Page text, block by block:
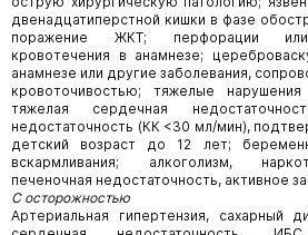
двенадцатиперстной кишки в фазе
поражение ЖКТ; перфорации или
кровотечения в анамнезе;
анамнезе или другие заболевания,
кровоточивостью; тяжелые
тяжелая сердечная
недостаточность (КК <30 мл/мин),
детский возраст до 12 лет;
вскармливания; алкоголизм,
печеночная недостаточность, активное
С осторожностью
Артериальная гипертензия, сахарный